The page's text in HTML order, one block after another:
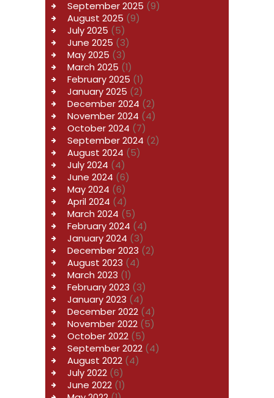
September2025 (9)
August 2025 (9)
July2025 (5)
June 2025 (3)
May2025 (3)
March 2025 (1)
February2025 (1)
January2025 (2)
December2024 (2)
November2024 (4)
October2024 (7)
September2024 (2)
August 2024 (5)
July2024 (4)
June 2024 (6)
May2024 (6)
April 2024 (4)
March 2024 (5)
February2024 (4)
January2024 (3)
December2023 (2)
August 2023 (4)
March 2023 (1)
February2023 (3)
January2023 (4)
December2022 (4)
November2022 (5)
October2022 (5)
September2022 (4)
August 2022 (4)
July2022 (6)
June 2022 (1)